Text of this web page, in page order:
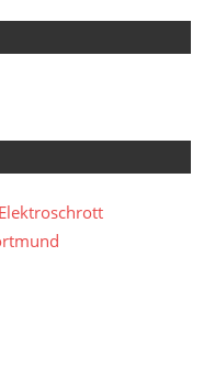
Elektroschrott